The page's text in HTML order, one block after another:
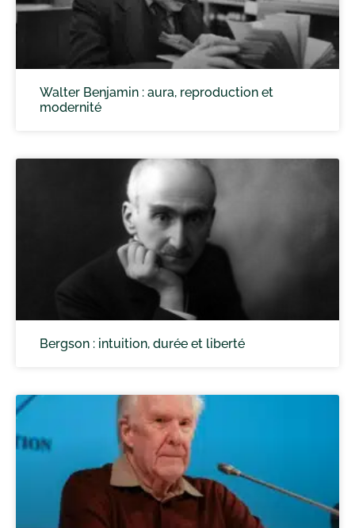
Walter Benjamin : aura, reproduction et
modernité
Bergson : intuition, durée et liberté